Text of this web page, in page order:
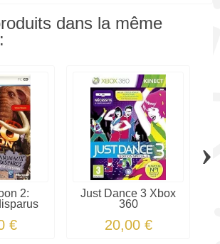
dans la même
2:
€
Just Dance 3 Xbox
360
20,00 €
›